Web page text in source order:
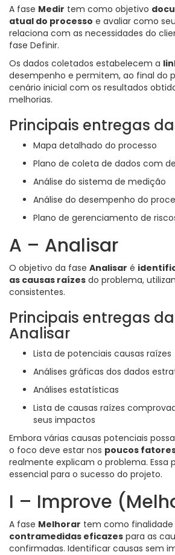
A fase Medir tem como objetivo
atual do processo e avaliar como
relaciona com as necessidades do
fase Definir.
Os dados coletados estabelecem a
desempenho e permitem, ao final do
cenário inicial com os resultados
melhorias.
Principais entregas
Mapa detalhado do processo
Plano de coleta de dados com
Análise do sistema de medição
Análise do desempenho do
Plano de gerenciamento de
A – Analisar
O objetivo da fase Analisar é
as causas raízes do problema,
consistentes.
Principais entregas
Analisar
Lista de potenciais causas raízes
Análises gráficas dos dados
Análises estatísticas
Lista de causas raízes
seus impactos
Embora várias causas potenciais
o foco deve estar nos poucos
realmente explicam o problema. Essa
essencial para o sucesso do projeto.
I – Improve
A fase Melhorar tem como finalidade
contramedidas eficazes para as
confirmadas. Identificar causas sem